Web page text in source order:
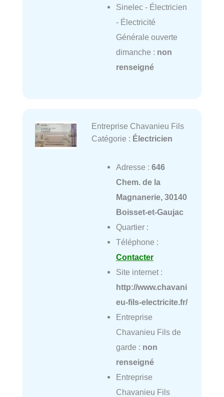
Sinelec - Électricien
- Électricité
Générale ouverte
dimanche : non
renseigné
Entreprise Chavanieu Fils
Catégorie : Électricien
Adresse : 646
Chem. de la
Magnanerie, 30140
Boisset-et-Gaujac
Quartier :
Téléphone :
Contacter
Site internet :
http://www.chavani
eu-fils-electricite.fr/
Entreprise
Chavanieu Fils de
garde : non
renseigné
Entreprise
Chavanieu Fils